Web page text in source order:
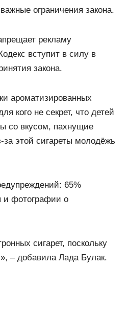
ограничения закона.
рекламу
вступит в силу в
закона.
ароматизированных
кого не секрет, что детей
со вкусом, пахнущие
этой сигареты молодёжь
65%
и фотографии о
сигарет, поскольку
– добавила Лада Булак.